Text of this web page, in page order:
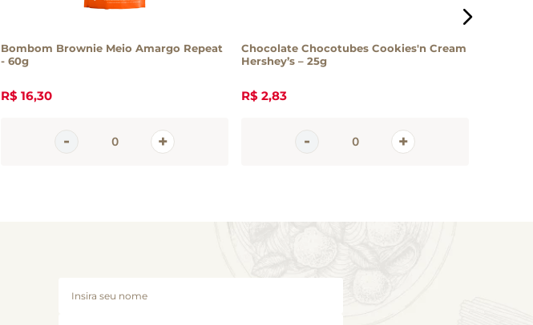
Bombom Brownie Meio Amargo Repeat
- 60g
R$ 16,30
Chocolate Chocotubes Cookies'n Cream
Hershey’s – 25g
R$ 2,83